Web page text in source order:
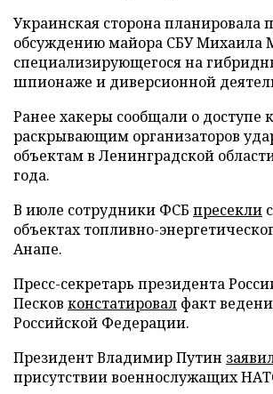
Украинская сторона планировала
обсуждению майора СБУ Михаила
специализирующегося на
шпионаже и диверсионной
Ранее хакеры сообщали о доступе
раскрывающим организаторов
объектам в Ленинградской
года.
В июле сотрудники ФСБ пресекли
объектах топливно-
Анапе.
Пресс-секретарь президента
Песков констатировал факт
Российской Федерации.
Президент Владимир Путин
присутствии военнослужащих